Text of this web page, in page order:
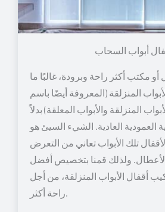
أبواب السحاب
مكتب أكثر راحة وبرودة، غالبًا ما
المنزلقة (المعروفة أيضًا باسم
المنزلقة والأبواب المعلقة) بدلاً
العمودية العادية. الشيء السيئ هو
لأقفال تلك الأبواب تعاني من التعرض
ولذلك قمنا بتخصيص أفضل
أقفال الأبواب المنزلقة، من أجل
راحة أكثر.